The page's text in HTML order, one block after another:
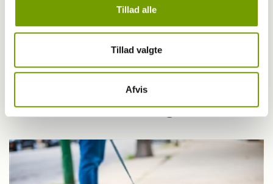
Tillad alle
Tillad valgte
Afvis
Agility
Flotte danske resultater i agility